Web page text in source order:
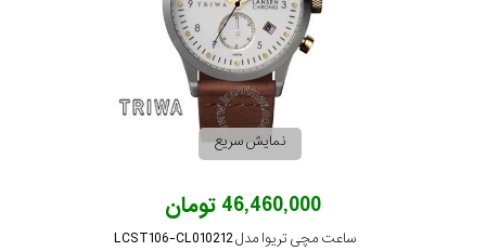
نمایش سریع
46,460,000 تومان
ساعت مچی تریوا مدل LCST106-CL010212